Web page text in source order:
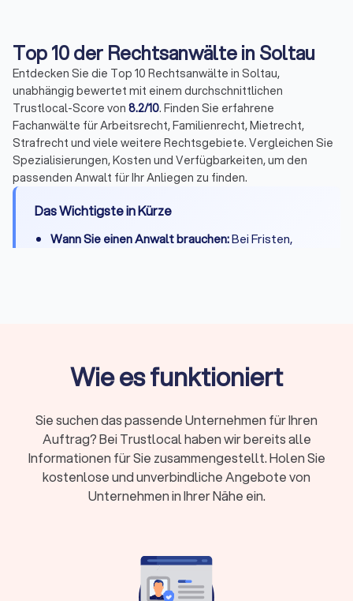
Top 10 der Rechtsanwälte in Soltau
Entdecken Sie die Top 10 Rechtsanwälte in Soltau,
unabhängig bewertet mit einem durchschnittlichen
Trustlocal-Score von 8.2/10. Finden Sie erfahrene
Fachanwälte für Arbeitsrecht, Familienrecht, Mietrecht,
Strafrecht und viele weitere Rechtsgebiete. Vergleichen Sie
Spezialisierungen, Kosten und Verfügbarkeiten, um den
passenden Anwalt für Ihr Anliegen zu finden.
Das Wichtigste in Kürze
Wann Sie einen Anwalt brauchen:Bei Fristen,
Fachanwalt:
24 Spezialisierungen in Deutschland,
nachgewiesene Expertise durch Fortbildungen
Euro) oder Pauschalpreise je nach Fall
Rechtsschutz:Prüfen Sie Versicherungsschutz
oder Prozesskostenhilfe bei geringem
Einkommen
Wann brauche ich überhaupt einen
Wie es funktioniert
Sie suchen das passende Unternehmen für Ihren
Auftrag? Bei Trustlocal haben wir bereits alle
Informationen für Sie zusammengestellt. Holen Sie
kostenlose und unverbindliche Angebote von
Unternehmen in Ihrer Nähe ein.